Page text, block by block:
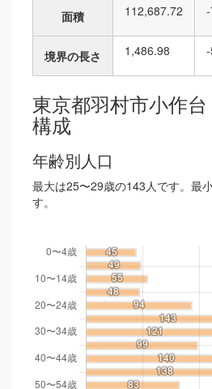
面積 112,687.72
境界の長さ 1,486.98
東京都羽村市小作
構成
年齢別人口
最大は25〜29歳の143人です。最
す。